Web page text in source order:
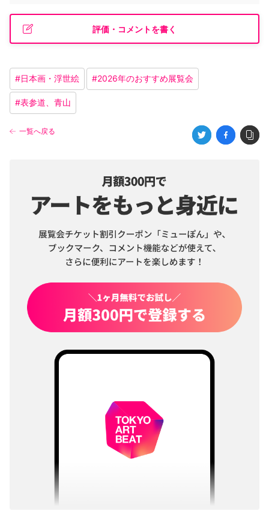
評価・コメントを書く
#日本画・浮世絵 #2026年のおすすめ展覧会
#表参道、青山
一覧へ戻る